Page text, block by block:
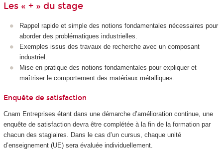
Les « + » du stage
Rappel rapide et simple des notions fondamentales nécessaires pour
aborder des problématiques industrielles.
Exemples issus des travaux de recherche avec un composant
industriel.
Mise en pratique des notions fondamentales pour expliquer et
maîtriser le comportement des matériaux métalliques.
Enquête de satisfaction
Cnam Entreprises étant dans une démarche d’amélioration continue, une
enquête de satisfaction devra être complétée à la fin de la formation par
chacun des stagiaires. Dans le cas d’un cursus, chaque unité
d’enseignement (UE) sera évaluée individuellement.